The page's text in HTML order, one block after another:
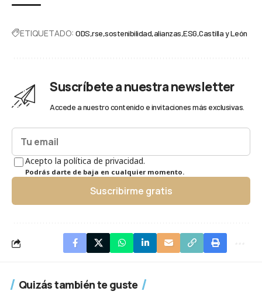
ETIQUETADO: ODS rse sostenibilidad alianzas ESG Castilla y León
Suscríbete a nuestra newsletter
Accede a nuestro contenido e invitaciones más exclusivas.
Acepto la política de privacidad.
Podrás darte de baja en cualquier momento.
Suscribirme gratis
Quizás también te guste